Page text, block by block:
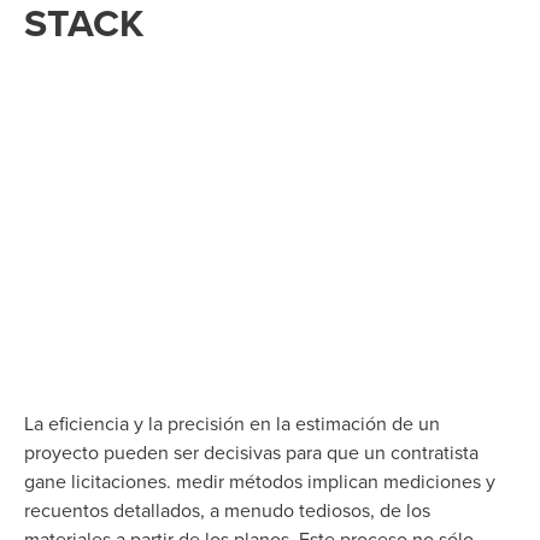
STACK
La eficiencia y la precisión en la estimación de un
proyecto pueden ser decisivas para que un contratista
gane licitaciones. medir métodos implican mediciones y
recuentos detallados, a menudo tediosos, de los